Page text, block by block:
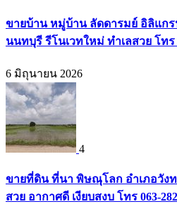
ขายบ้าน หมู่บ้าน ลัดดารมย์ อิลิแก
นนทบุรี รีโนเวทใหม่ ทำเลสวย โทร
6 มิถุนายน 2026
4
ขายที่ดิน ที่นา พิษณุโลก อำเภอวังท
สวย อากาศดี เงียบสงบ โทร 063-